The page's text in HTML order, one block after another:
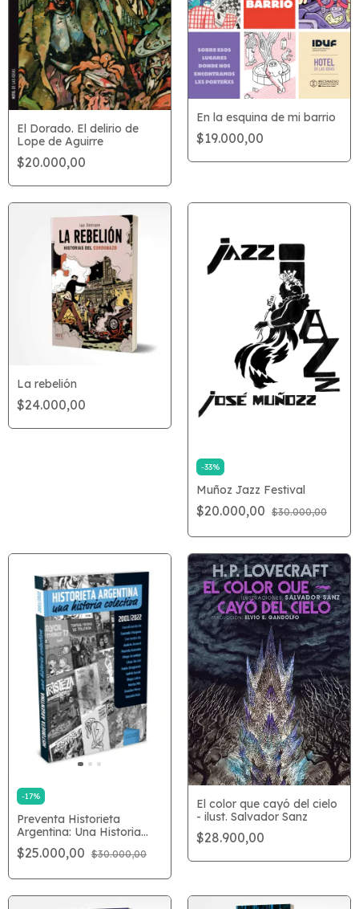
El Dorado. El delirio de
Lope de Aguirre
$20.000,00
En la esquina de mi barrio
$19.000,00
La rebelión
$24.000,00
-33%
Muñoz Jazz Festival
$20.000,00 $30.000,00
-17%
Preventa Historieta
Argentina: Una Historia
Colectiva
$25.000,00 $30.000,00
El color que cayó del cielo
- ilust. Salvador Sanz
$28.900,00